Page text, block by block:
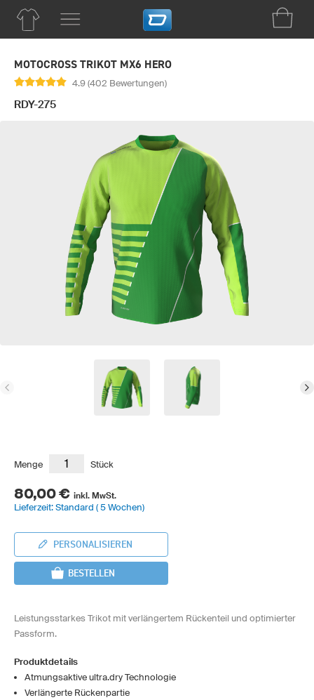
MOTOCROSS TRIKOT MX6 HERO
4.9 (402 Bewertungen)
RDY-275
Menge Stück
80,00 € inkl. MwSt.
Lieferzeit: Standard ( 5 Wochen)
PERSONALISIEREN
BESTELLEN
Leistungsstarkes Trikot mit verlängertem Rückenteil und optimierter
Passform.
Produktdetails
Atmungsaktive ultra.dry Technologie
Verlängerte Rückenpartie